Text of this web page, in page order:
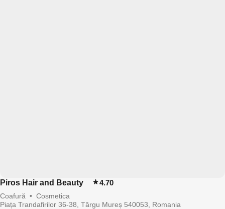
Piros Hair and Beauty 4.70
Coafură • Cosmetica
Piața Trandafirilor 36-38, Târgu Mureș 540053, Romania